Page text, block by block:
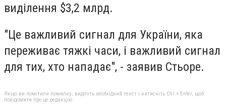
виділення $3,2 млрд.
"Це важливий сигнал для України, яка
переживає тяжкі часи, і важливий сигнал
для тих, хто нападає", - заявив Стьоре.
Якщо ви помітили помилку, виділіть необхідний текст і натисніть Ctrl + Enter, щоб
повідомити про це редакцію